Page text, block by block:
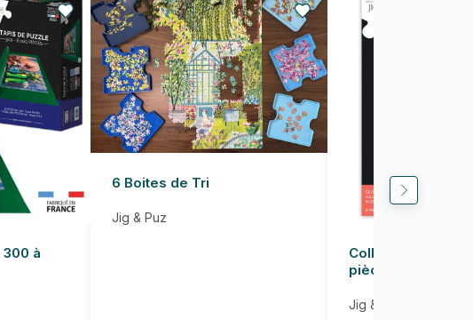
à
6 Boites de Tri
Jig & Puz
Colle pour Puzzle
pièces
Jig & Puz